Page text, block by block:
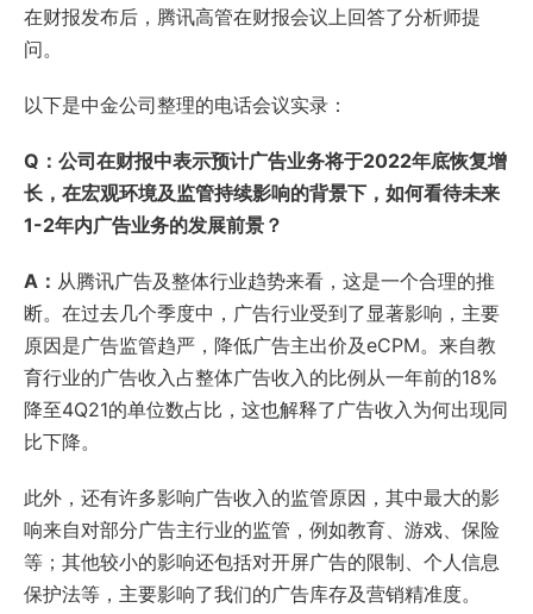
在财报发布后，腾讯高管在财报会议上回答了分析师提
问。
以下是中金公司整理的电话会议实录：
Q：公司在财报中表示预计广告业务将于2022年底恢复增
长，在宏观环境及监管持续影响的背景下，如何看待未来
1-2年内广告业务的发展前景？
A： 从腾讯广告及整体行业趋势来看，这是一个合理的推
断。在过去几个季度中，广告行业受到了显著影响，主要
原因是广告监管趋严，降低广告主出价及eCPM。来自教
育行业的广告收入占整体广告收入的比例从一年前的18%
降至4Q21的单位数占比，这也解释了广告收入为何出现同
比下降。
此外，还有许多影响广告收入的监管原因，其中最大的影
响来自对部分广告主行业的监管，例如教育、游戏、保险
等；其他较小的影响还包括对开屏广告的限制、个人信息
保护法等，主要影响了我们的广告库存及营销精准度。